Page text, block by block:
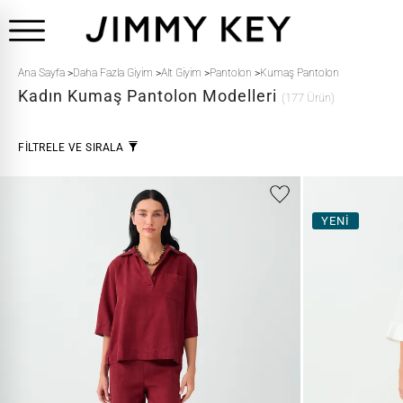
Ana Sayfa >Daha Fazla Giyim >Alt Giyim >Pantolon >Kumaş Pantolon
Kadın Kumaş Pantolon Modelleri (177 Ürün)
FİLTRELE VE SIRALA
YENİ